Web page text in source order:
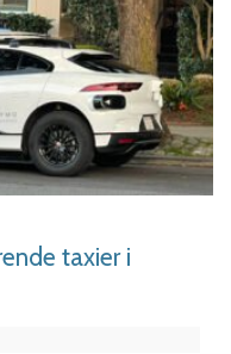
LÆS MERE
taxier i